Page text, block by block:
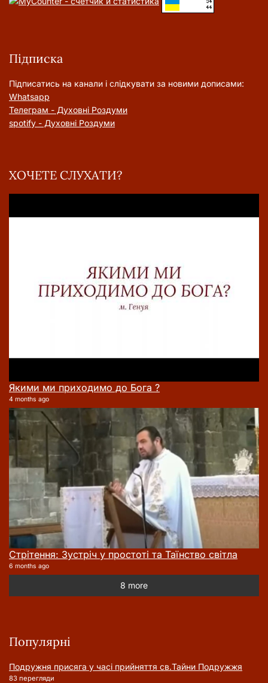
Підписка
Підписатись на канали і слідкувати за новими дописами:
Whatsapp
Телеграм - Духовні Роздуми
spotify - Духовні Роздуми
ХОЧЕТЕ СЛУХАТИ?
Якими ми приходимо до Бога ?
4 months ago
Стрітення: Зустріч у простоті та Таїнство світла
6 months ago
8 more
Популярні
Подружня присягa у часі прийняття cв.Тайни Подружжя
83 перегляди